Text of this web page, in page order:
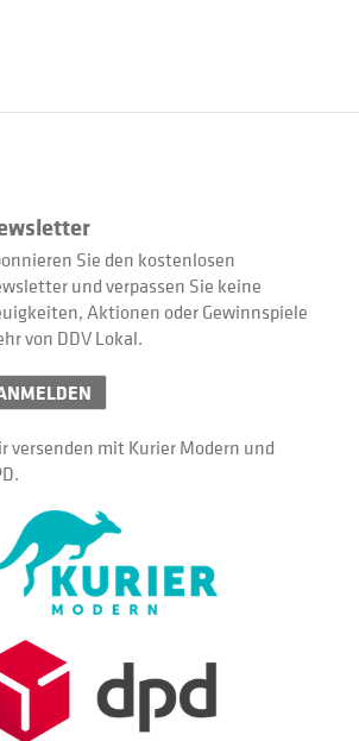
Sie den kostenlosen
und verpassen Sie keine
Aktionen oder Gewinnspiele
von DDV Lokal.
versenden mit Kurier Modern und